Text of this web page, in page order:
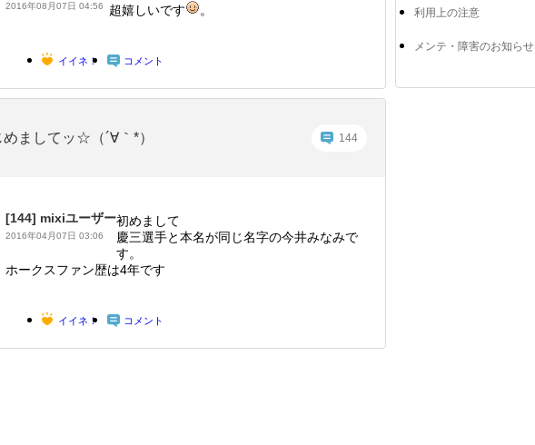
2016年08月07日 04:56
超嬉しいです
。
イイネ！ コメント
めましてッ☆（´∀｀*） 144
[144] mixiユーザー
2016年04月07日 03:06
初めまして
慶三選手と本名が同じ名字の今井みなみで
す。
ホークスファン歴は4年です
イイネ！ コメント
利用上の注意
メンテ・障害のお知らせ